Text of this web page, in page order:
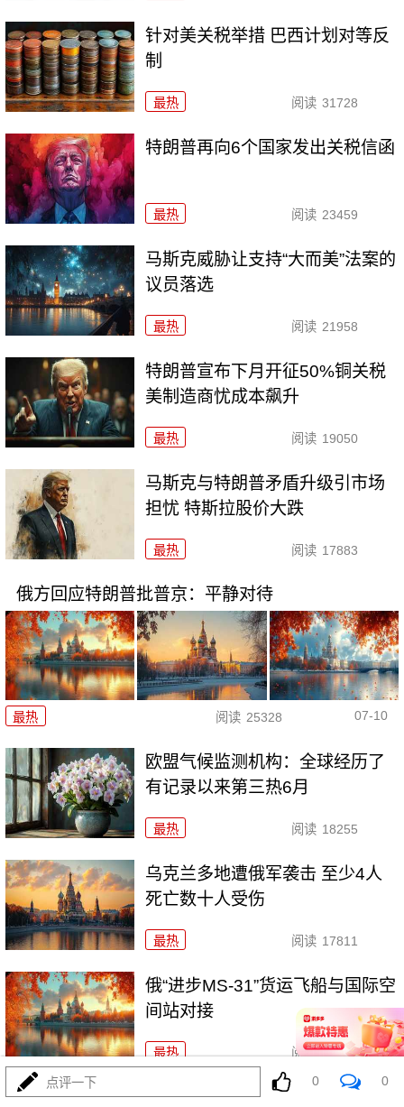
针对美关税举措 巴西计划对等反
制
最热 阅读 31728
特朗普再向6个国家发出关税信函
最热 阅读 23459
马斯克威胁让支持“大而美”法案的
议员落选
最热 阅读 21958
特朗普宣布下月开征50%铜关税
美制造商忧成本飙升
最热 阅读 19050
马斯克与特朗普矛盾升级引市场
担忧 特斯拉股价大跌
最热 阅读 17883
俄方回应特朗普批普京：平静对待
最热 阅读 25328 07-10
欧盟气候监测机构：全球经历了
有记录以来第三热6月
最热 阅读 18255
乌克兰多地遭俄军袭击 至少4人
死亡数十人受伤
最热 阅读 17811
俄“进步MS-31”货运飞船与国际空
间站对接
最热 阅读 16602
俄总统新闻秘书：北约是为对抗而生
点评一下 0 0